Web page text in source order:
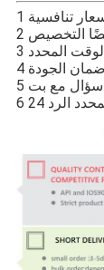
تنافسية
التخصيص
المحدد
الجودة
الرد